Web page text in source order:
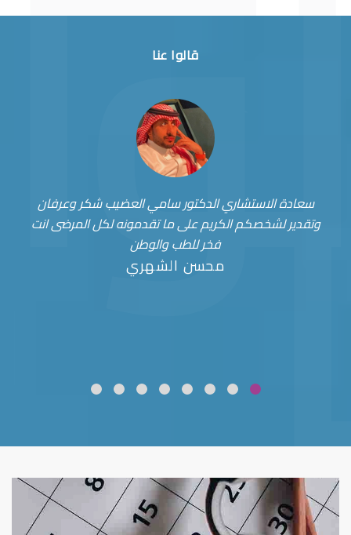
قالوا عنا
سعادة الاستشاري الدكتور سامي العضيب شكر وعرفان
وتقدير لشخصكم الكريم على ما تقدمونه لكل المرضى انت
فخر للطب والوطن
محسن الشهري